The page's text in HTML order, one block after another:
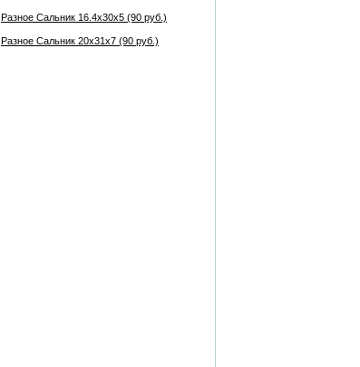
Разное Сальник 16.4x30x5 (90 руб.)
Разное Сальник 20x31x7 (90 руб.)